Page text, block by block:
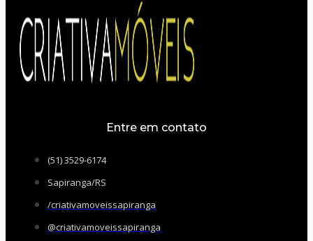
Entre em contato
(51) 3529-6174
Sapiranga/RS
/criativamoveissapiranga
@criativamoveissapiranga